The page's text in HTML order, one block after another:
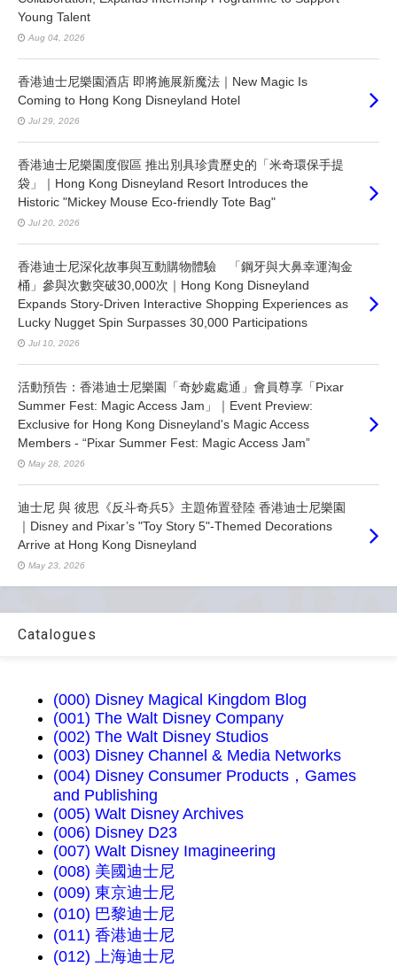
Young Talent
Aug 04, 2026
香港迪士尼樂園酒店 即將施展新魔法｜New Magic Is
Coming to Hong Kong Disneyland Hotel
Jul 29, 2026
香港迪士尼樂園度假區 推出別具珍貴歷史的「米奇環保手提
袋」｜Hong Kong Disneyland Resort Introduces the
Historic "Mickey Mouse Eco-friendly Tote Bag"
Jul 20, 2026
香港迪士尼深化故事與互動購物體驗 「鋼牙與大鼻幸運淘金
桶」參與次數突破30,000次｜Hong Kong Disneyland
Expands Story-Driven Interactive Shopping Experiences as
Lucky Nugget Spin Surpasses 30,000 Participations
Jul 10, 2026
活動預告：香港迪士尼樂園「奇妙處處通」會員尊享「Pixar
Summer Fest: Magic Access Jam」｜Event Preview:
Exclusive for Hong Kong Disneyland's Magic Access
Members - “Pixar Summer Fest: Magic Access Jam”
May 28, 2026
迪士尼 與 彼思《反斗奇兵5》主題佈置登陸 香港迪士尼樂園
｜Disney and Pixar’s "Toy Story 5"-Themed Decorations
Arrive at Hong Kong Disneyland
May 23, 2026
Catalogues
(000) Disney Magical Kingdom Blog
(001) The Walt Disney Company
(002) The Walt Disney Studios
(003) Disney Channel & Media Networks
(004) Disney Consumer Products，Games
and Publishing
(005) Walt Disney Archives
(006) Disney D23
(007) Walt Disney Imagineering
(008) 美國迪士尼
(009) 東京迪士尼
(010) 巴黎迪士尼
(011) 香港迪士尼
(012) 上海迪士尼